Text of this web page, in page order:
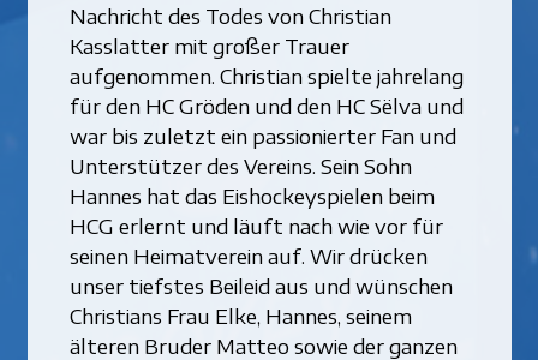
Nachricht des Todes von Christian
Kasslatter mit großer Trauer
aufgenommen. Christian spielte jahrelang
für den HC Gröden und den HC Sëlva und
war bis zuletzt ein passionierter Fan und
Unterstützer des Vereins. Sein Sohn
Hannes hat das Eishockeyspielen beim
HCG erlernt und läuft nach wie vor für
seinen Heimatverein auf. Wir drücken
unser tiefstes Beileid aus und wünschen
Christians Frau Elke, Hannes, seinem
älteren Bruder Matteo sowie der ganzen